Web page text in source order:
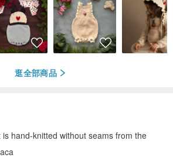
逛全部商品
hand-knitted without seams from the